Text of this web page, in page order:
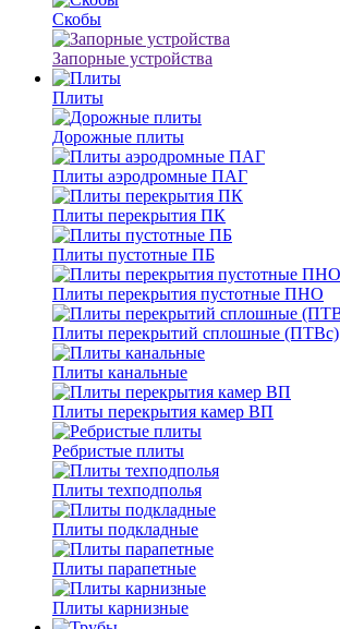
Скобы
Запорные устройства
Плиты
Дорожные плиты
Плиты аэродромные ПАГ
Плиты перекрытия ПК
Плиты пустотные ПБ
Плиты перекрытия пустотные ПНО
Плиты перекрытий сплошные (ПТВс)
Плиты канальные
Плиты перекрытия камер ВП
Ребристые плиты
Плиты техподполья
Плиты подкладные
Плиты парапетные
Плиты карнизные